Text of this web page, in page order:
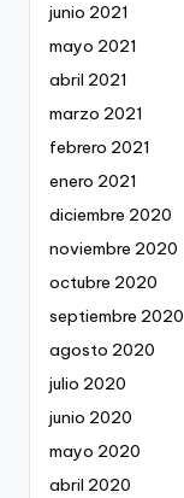
junio 2021
mayo 2021
abril 2021
marzo 2021
febrero 2021
enero 2021
diciembre 2020
noviembre 2020
octubre 2020
septiembre 2020
agosto 2020
julio 2020
junio 2020
mayo 2020
abril 2020